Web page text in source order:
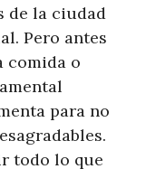
de la ciudad
Pero antes
comida o
para no
todo lo que